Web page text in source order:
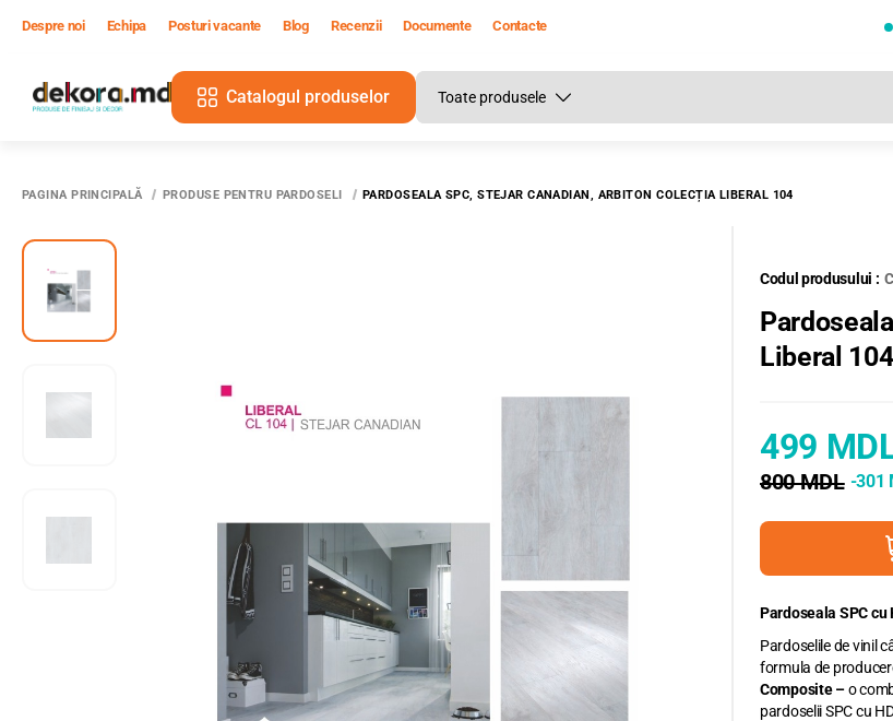
Despre noi Echipa Posturi vacante Blog Recenzii Documente Contacte
Catalogul produselor
PAGINA PRINCIPALĂ PRODUSE PENTRU PARDOSELI PARDOSEALA SPC, STEJAR СANADIAN, ARBITON COLECȚIA LIBERAL 104
Codul produsului :
Liberal 104
499
800 MDL -301
Pardoseala SPC cu
Pardoselile de vinil
formula de
Composite–o
pardoselii SPC cu